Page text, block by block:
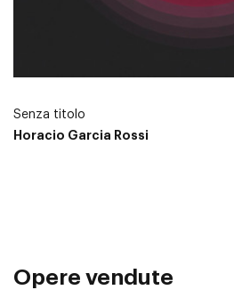
Senza titolo
Horacio Garcia Rossi
Opere vendute